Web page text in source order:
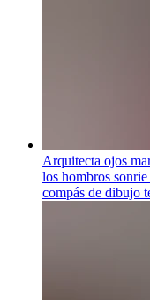
Arquitecta ojos
los hombros
compás de dibujo